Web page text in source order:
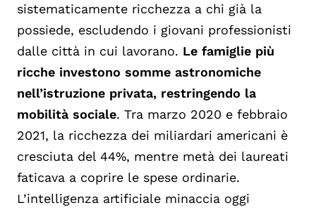
sistematicamente ricchezza a chi già la
possiede, escludendo i giovani professionisti
dalle città in cui lavorano. Le famiglie più
ricche investono somme astronomiche
nell’istruzione privata, restringendo la
mobilità sociale. Tra marzo 2020 e febbraio
2021, la ricchezza dei miliardari americani è
cresciuta del 44%, mentre metà dei laureati
faticava a coprire le spese ordinarie.
L’intelligenza artificiale minaccia oggi